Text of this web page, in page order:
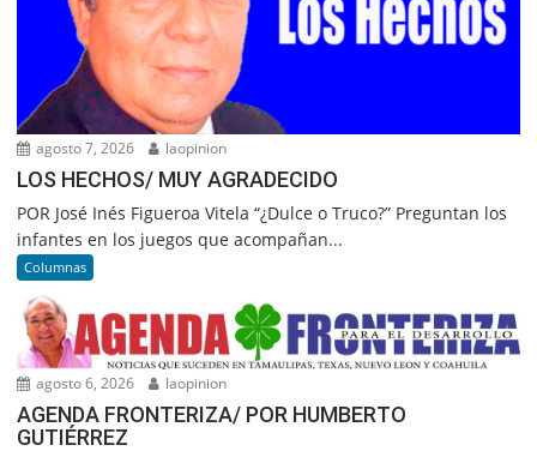
agosto 7, 2026 laopinion
LOS HECHOS/ MUY AGRADECIDO
POR José Inés Figueroa Vitela “¿Dulce o Truco?” Preguntan los
infantes en los juegos que acompañan...
Columnas
agosto 6, 2026 laopinion
AGENDA FRONTERIZA/ POR HUMBERTO
GUTIÉRREZ